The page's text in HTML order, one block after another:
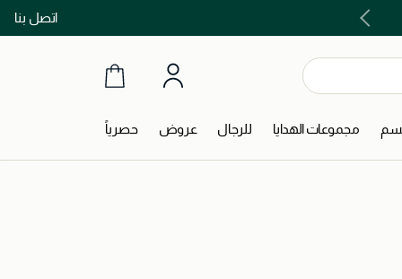
اتصل بنااشتري الآن و ادفع لاحقاً مع تابي و تمارا!
مجموعات الهدايا للرجال عروض حصرياً